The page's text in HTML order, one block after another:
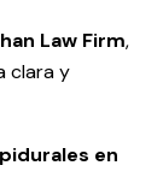
Law Firm,
clara y
en